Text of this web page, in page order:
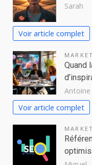
Sarah
Voir article complet
Quand
Voir article complet